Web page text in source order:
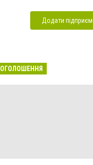
Додати
ОГОЛОШЕННЯ